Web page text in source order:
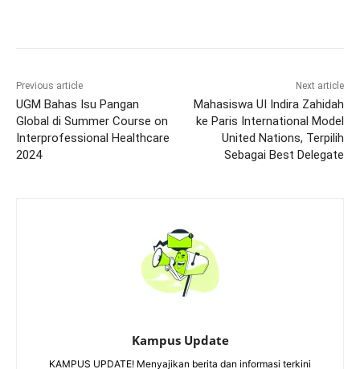
Previous article
UGM Bahas Isu Pangan
Global di Summer Course on
Interprofessional Healthcare
2024
Next article
Mahasiswa UI Indira Zahidah
ke Paris International Model
United Nations, Terpilih
Sebagai Best Delegate
Kampus Update
KAMPUS UPDATE! Menyajikan berita dan informasi terkini